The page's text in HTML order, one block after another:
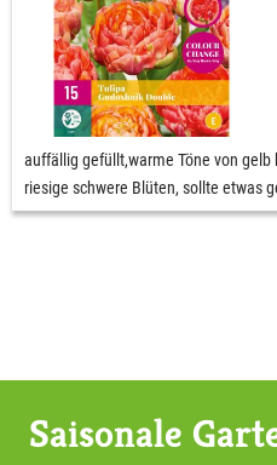
auffällig gefüllt,warme Töne von gelb
riesige schwere Blüten, sollte etwas
Saisonale